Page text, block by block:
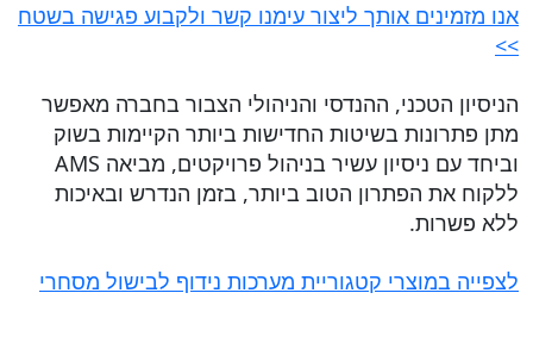
אנו מזמינים אותך ליצור עימנו קשר ולקבוע פגישה בשטח
>>
הניסיון הטכני, ההנדסי והניהולי הצבור בחברה מאפשר
מתן פתרונות בשיטות החדישות ביותר הקיימות בשוק
וביחד עם ניסיון עשיר בניהול פרויקטים, מביאה AMS
ללקוח את הפתרון הטוב ביותר, בזמן הנדרש ובאיכות
ללא פשרות.
לצפייה במוצרי קטגוריית מערכות נידוף לבישול מסחרי